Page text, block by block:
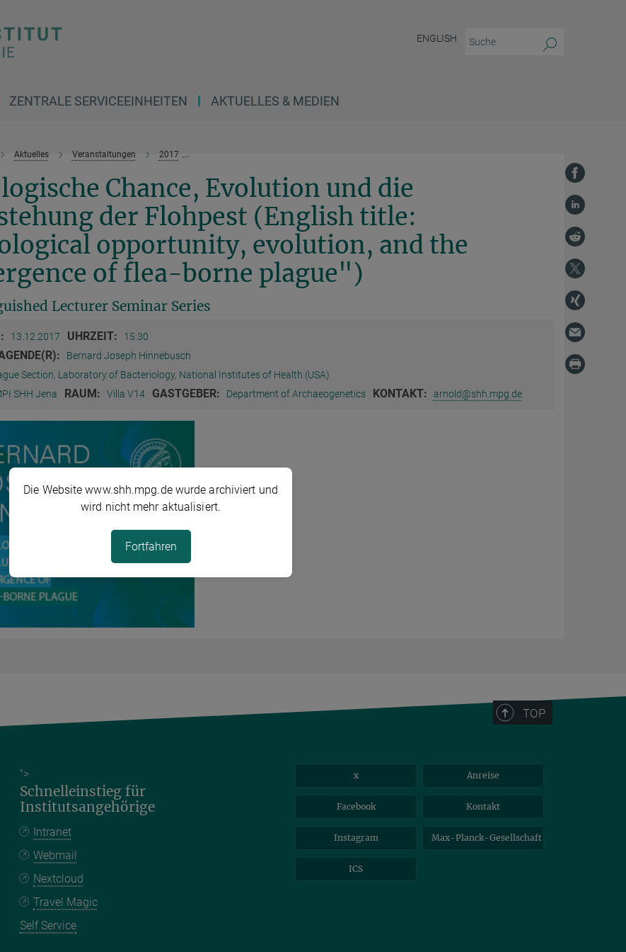
ENGLISH
ZENTRALE SERVICEEINHEITEN AKTUELLES & MEDIEN
Aktuelles Veranstaltungen 2017
Chance, Evolution und die
der Flohpest (English title:
opportunity, evolution, and the
of flea-borne plague")
Lecturer Seminar Series
13.12.2017 UHRZEIT: 15:30
Bernard Joseph Hinnebusch
Section, Laboratory of Bacteriology, National Institutes of Health (USA)
SHH Jena RAUM: Villa V14 GASTGEBER: Department of Archaeogenetics KONTAKT: arnold@shh.mpg.de
TOP
">
Schnelleinstieg für
Institutsangehörige
Intranet
Webmail
Nextcloud
Travel Magic
Self Service
x Anreise
Facebook Kontakt
Instagram Max-Planck-Gesellschaft
ICS
Die Website www.shh.mpg.de wurde archiviert und
wird nicht mehr aktualisiert.
Fortfahren